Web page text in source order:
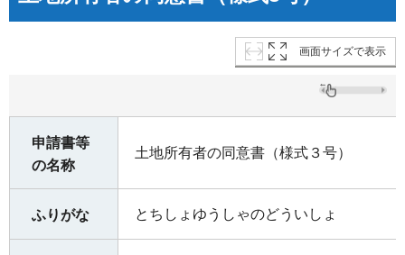
画面サイズで表示
申請書等
の名称
土地所有者の同意書（様式３号）
ふりがな とちしょゆうしゃのどういしょ